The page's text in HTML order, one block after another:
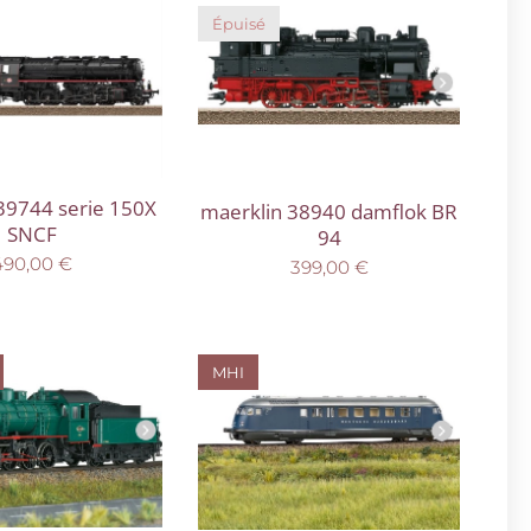
serie 150X
SNCF
€
maerklin 38940 damflok BR
94
Épuisé
399,00€
MHI